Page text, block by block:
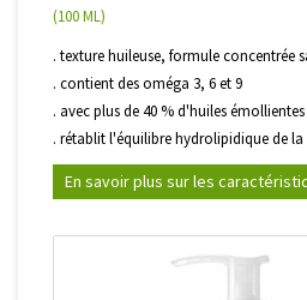
(100 ML)
. texture huileuse, formule concentrée
. contient des oméga 3, 6 et 9
. avec plus de 40 % d'huiles
. rétablit l'équilibre hydrolipidique de la
En savoir plus sur les